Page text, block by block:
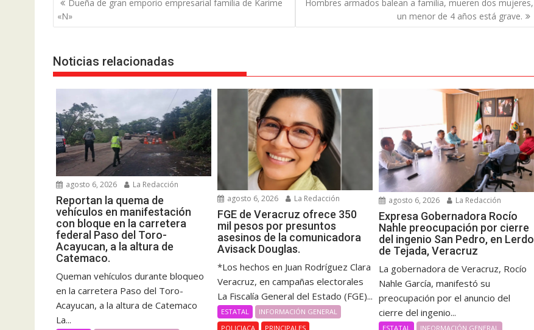
de
entradas
Dueña de gran emporio empresarial familia de Karime
«N»
Hombres armados balean a familia, mueren dos mujeres,
un menor de 4 años está grave.
Noticias relacionadas
agosto 6, 2026 La Redacción
Reportan la quema de
vehículos en manifestación
con bloque en la carretera
federal Paso del Toro-
Acayucan, a la altura de
Catemaco.
Queman vehículos durante bloqueo
en la carretera Paso del Toro-
Acayucan, a la altura de Catemaco
La...
agosto 6, 2026 La Redacción
FGE de Veracruz ofrece 350
mil pesos por presuntos
asesinos de la comunicadora
Avisack Douglas.
*Los hechos en Juan Rodríguez Clara
Veracruz, en campañas electorales
La Fiscalía General del Estado (FGE)...
ESTATAL
INFORMACIÓN GENERAL
POLICIACA
PRINCIPALES
agosto 6, 2026 La Redacción
Expresa Gobernadora Rocío
Nahle preocupación por cierre
del ingenio San Pedro, en Lerdo
de Tejada, Veracruz
La gobernadora de Veracruz, Rocío
Nahle García, manifestó su
preocupación por el anuncio del
cierre del ingenio...
ESTATAL
INFORMACIÓN GENERAL